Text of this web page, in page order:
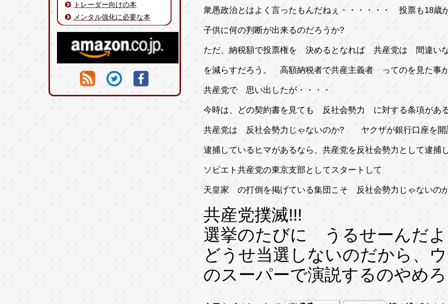
トレーダー向けの本
メンタル強化に必要な本
衆愚政治とはよく言ったもんだねぇ・・・・・・ 投票も18歳
子供に何の判断が出来るのだろうか?
ただ、納税額で投票権を 決めるとなれば 共産党は 間違い
を減らすだろう。 高額納税者で共産主義者 ってのを見た事
共産党で 思い出したが・・・・
今時は、どの契約書を見ても 反社会勢力 に対する条項があ
共産党は 反社会勢力じゃないのか? ヤクザが銀行口座を開
逮捕しているヒマがあるなら、共産党を反社会勢力として逮
ソビエト共産党の東京支部としてスタートして
天皇家 の打倒を掲げている集団こそ 反社会勢力じゃないの
共産党撲滅!!!
選挙のたびに うるせーんだ
どうせ当選しないのだから、
のスーパーで演説するのやめ